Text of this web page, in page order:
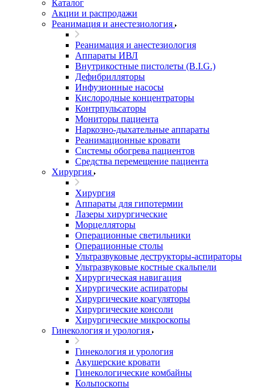
Каталог
Акции и распродажи
Реанимация и анестезиология
Реанимация и анестезиология
Аппараты ИВЛ
Внутрикостные пистолеты (B.I.G.)
Дефибрилляторы
Инфузионные насосы
Кислородные концентраторы
Контрпульсаторы
Мониторы пациента
Наркозно-дыхательные аппараты
Реанимационные кровати
Системы обогрева пациентов
Средства перемещение пациента
Хирургия
Хирургия
Аппараты для гипотермии
Лазеры хирургические
Морцелляторы
Операционные светильники
Операционные столы
Ультразвуковые деструкторы-аспираторы
Ультразвуковые костные скальпели
Хирургическая навигация
Хирургические аспираторы
Хирургические коагуляторы
Хирургические консоли
Хирургические микроскопы
Гинекология и урология
Гинекология и урология
Акушерские кровати
Гинекологические комбайны
Кольпоскопы